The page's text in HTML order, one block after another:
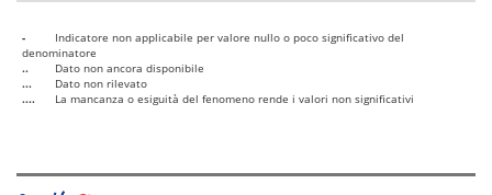
-
Indicatore non applicabile per valore nullo o poco significativo del
denominatore
..
Dato non ancora disponibile
...
Dato non rilevato
....
La mancanza o esiguità del fenomeno rende i valori non significativi